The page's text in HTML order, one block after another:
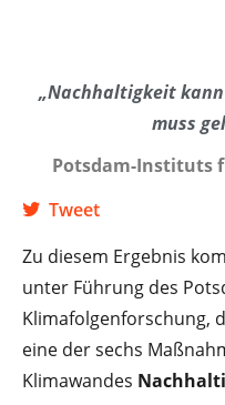
„Nachhaltigkeit
muss
Potsdam-Instituts
Tweet
Zu diesem Ergebnis
unter Führung des
Klimafolgenforschung,
eine der sechs
Klimawandes